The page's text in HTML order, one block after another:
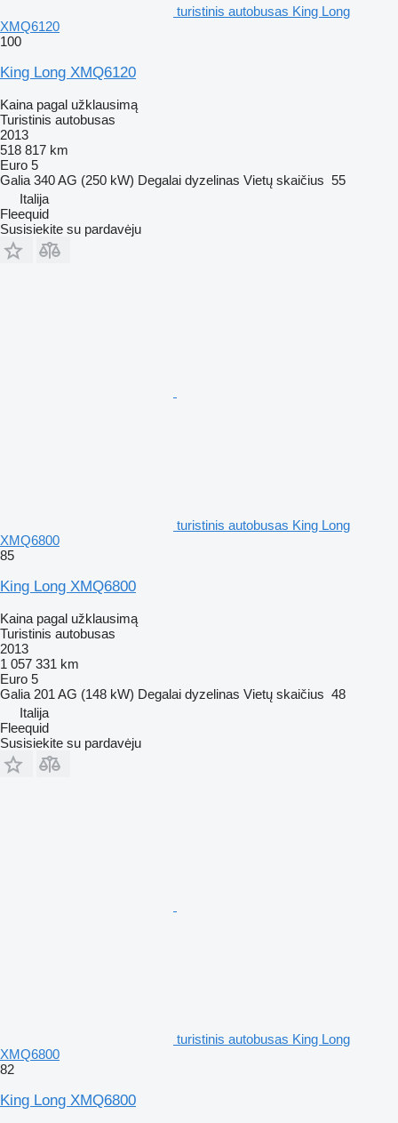
turistinis autobusas King Long
XMQ6120
100
King Long XMQ6120
Kaina pagal užklausimą
Turistinis autobusas
2013
518 817 km
Euro 5
Galia 340 AG (250 kW) Degalai dyzelinas Vietų skaičius 55
Italija
Fleequid
Susisiekite su pardavėju
turistinis autobusas King Long
XMQ6800
85
King Long XMQ6800
Kaina pagal užklausimą
Turistinis autobusas
2013
1 057 331 km
Euro 5
Galia 201 AG (148 kW) Degalai dyzelinas Vietų skaičius 48
Italija
Fleequid
Susisiekite su pardavėju
turistinis autobusas King Long
XMQ6800
82
King Long XMQ6800